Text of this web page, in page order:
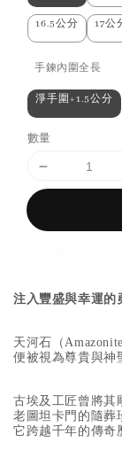
16.5公分 17公
手鍊內圍全長
淨手圍+1.5公分
數量
注入豐盛與幸運的
天河石（
便被視為尊貴與神
古埃及工匠曾將其
老圖坦卡門的隨葬
它跨越千年的傳奇